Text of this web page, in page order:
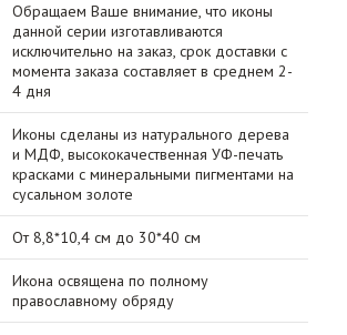
Обращаем Ваше внимание, что иконы
данной серии изготавливаются
исключительно на заказ, срок доставки с
момента заказа составляет в среднем 2-
4 дня
Иконы сделаны из натурального дерева
и МДФ, высококачественная УФ-печать
красками с минеральными пигментами на
сусальном золоте
От 8,8*10,4 см до 30*40 см
Икона освящена по полному
православному обряду